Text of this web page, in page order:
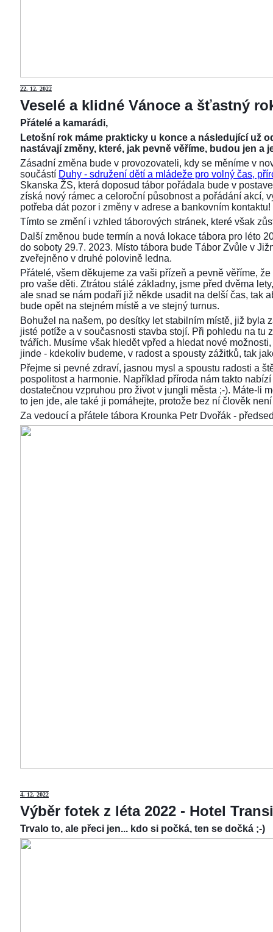
22. 12. 2022
Veselé a klidné Vánoce a šťastný
Přátelé a kamarádi,
Letošní rok máme prakticky u konce a následující už
nastávají změny, které, jak pevně věříme, budou jen a
Zásadní změna bude v provozovateli, kdy se měníme v
součástí Duhy - sdružení dětí a mládeže pro volný čas,
Skanska ŽS, která doposud tábor pořádala bude v
získá nový rámec a celoroční působnost a pořádání akcí,
potřeba dát pozor i změny v adrese a bankovním kontaktu!
Tímto se změní i vzhled táborových stránek, které však
Další změnou bude termín a nová lokace tábora pro léto
do soboty 29.7. 2023. Místo tábora bude Tábor Zvůle v
zveřejněno v druhé polovině ledna.
Přátelé, všem děkujeme za vaši přízeň a pevně věříme,
pro vaše děti. Ztrátou stálé základny, jsme před dvěma
ale snad se nám podaří již někde usadit na delší čas, tak
bude opět na stejném místě a ve stejný turnus.
Bohužel na našem, po desítky let stabilním místě, již byla
jisté potíže a v současnosti stavba stojí. Při pohledu na tu
tvářích. Musíme však hledět vpřed a hledat nové
jinde - kdekoliv budeme, v radost a spousty zážitků, tak
Přejme si pevné zdraví, jasnou mysl a spoustu radosti a
pospolitost a harmonie. Například příroda nám takto
dostatečnou vzpruhou pro život v jungli města ;-). Máte-li
to jen jde, ale také ji pomáhejte, protože bez ní člověk
Za vedoucí a přátele tábora Krounka Petr Dvořák -
4. 12. 2022
Výběr fotek z léta 2022 - Hotel
Trvalo to, ale přeci jen... kdo si počká, ten se dočká ;-)